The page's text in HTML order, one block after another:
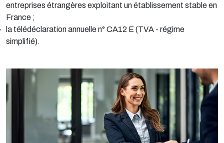
entreprises étrangères exploitant un établissement stable en
France ;
la télédéclaration annuelle n° CA12 E (TVA - régime
simplifié).